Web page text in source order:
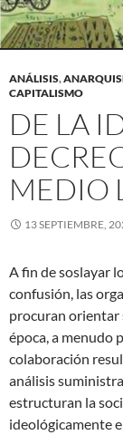
ANÁLISIS,
CAPITALISMO
DE LA
MEDIO
13 SEPTIEMBRE,
A fin de soslayar
confusión, las
procuran orientar
época, a menudo
colaboración
análisis
estructuran la
ideológicamente